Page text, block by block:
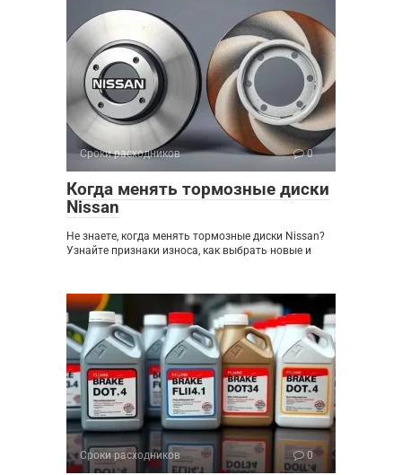
Сроки расходников 0
Когда менять тормозные диски
Nissan
Не знаете, когда менять тормозные диски Nissan?
Узнайте признаки износа, как выбрать новые и
Сроки расходников 0